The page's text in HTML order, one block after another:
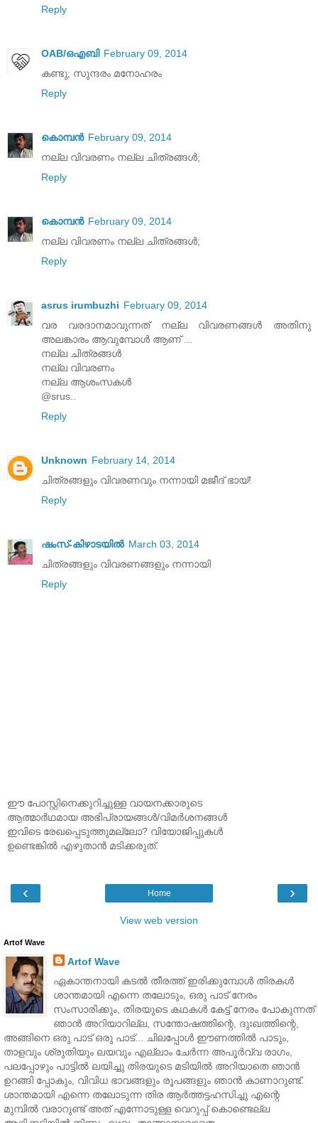
Reply
OAB/ഒഎബി February 09, 2014
കണ്ടു; സുന്ദരം മനോഹരം
Reply
കൊമ്പന്‍ February 09, 2014
നല്ല വിവരണം നല്ല ചിത്രങ്ങള്‍;
Reply
കൊമ്പന്‍ February 09, 2014
നല്ല വിവരണം നല്ല ചിത്രങ്ങള്‍;
Reply
asrus irumbuzhi February 09, 2014
വര വരദാനമാവുന്നത് നല്ല വിവരണങ്ങള്‍ അതിനു
അലങ്കാരം ആവുമ്പോള്‍ ആണ് ...
നല്ല ചിത്രങ്ങള്‍
നല്ല വിവരണം
നല്ല ആശംസകള്‍
@srus..
Reply
Unknown February 14, 2014
ചിത്രങ്ങളും വിവരണവും നന്നായി മജീദ്‌ ഭായ്‌!
Reply
ഷംസ്-കിഴാടയില്‍ March 03, 2014
ചിത്രങ്ങളും വിവരണങ്ങളും നന്നായി
Reply
ഈ പോസ്റ്റിനെക്കുറിച്ചുള്ള വായനക്കാരുടെ
ആത്മാര്‍ഥമായ അഭിപ്രായങ്ങള്‍/വിമര്‍ശനങ്ങള്‍
ഇവിടെ രേഖപ്പെടുത്തുമല്ലോ? വിയോജിപ്പുകള്‍
ഉണ്ടെങ്കില്‍ എഴുതാന്‍ മടിക്കരുത്.
‹ ›
Home
View web version
Artof Wave
Artof Wave
ഏകാന്തനായി കടല്‍ തീരത്ത് ഇരിക്കുമ്പോള്‍ തിരകള്‍
ശാന്തമായി എന്നെ തലോടും, ഒരു പാട് നേരം
സംസാരിക്കും, തിരയുടെ കഥകള്‍ കേട്ട് നേരം പോകുന്നത്
ഞാന്‍ അറിയാറില്ല, സന്തോഷത്തിന്റെ, ദുഃഖത്തിന്റെ,
അങ്ങിനെ ഒരു പാട് ഒരു പാട്... ചിലപ്പോള്‍ ഈണത്തില്‍ പാടും,
താളവും ശ്രുതിയും ലയവും എല്ലാം ചേര്‍ന്ന അപൂര്‍വ്വ രാഗം,
പലപ്പോഴും പാട്ടില്‍ ലയിച്ചു തിരയുടെ മടിയില്‍ അറിയാതെ ഞാന്‍
ഉറങ്ങി പ്പോകും, വിവിധ ഭാവങ്ങളും രൂപങ്ങളും ഞാന്‍ കാണാറുണ്ട്.
ശാന്തമായി എന്നെ തലോടുന്ന തിര ആര്‍ത്തട്ടഹസിച്ചു എന്റെ
മുമ്പില്‍ വരാറുണ്ട് അത് എന്നോടുള്ള വെറുപ്പ് കൊണ്ടെല്ല